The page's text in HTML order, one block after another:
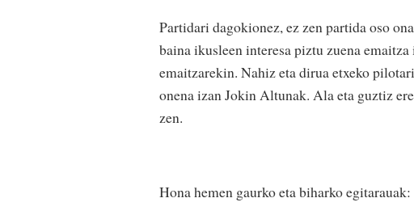
Partidari dagokionez, ez zen partida oso
baina ikusleen interesa piztu zuena
emaitzarekin. Nahiz eta dirua etxeko
onena izan Jokin Altunak. Ala eta guztiz
zen.
Hona hemen gaurko eta biharko egitarauak: